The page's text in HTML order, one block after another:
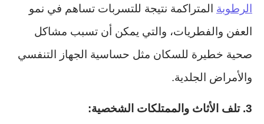
الرطوبة المتراكمة نتيجة للتسربات تساهم في نمو
العفن والفطريات، والتي يمكن أن تسبب مشاكل
صحية خطيرة للسكان مثل حساسية الجهاز التنفسي
والأمراض الجلدية.
3. تلف الأثاث والممتلكات الشخصية: